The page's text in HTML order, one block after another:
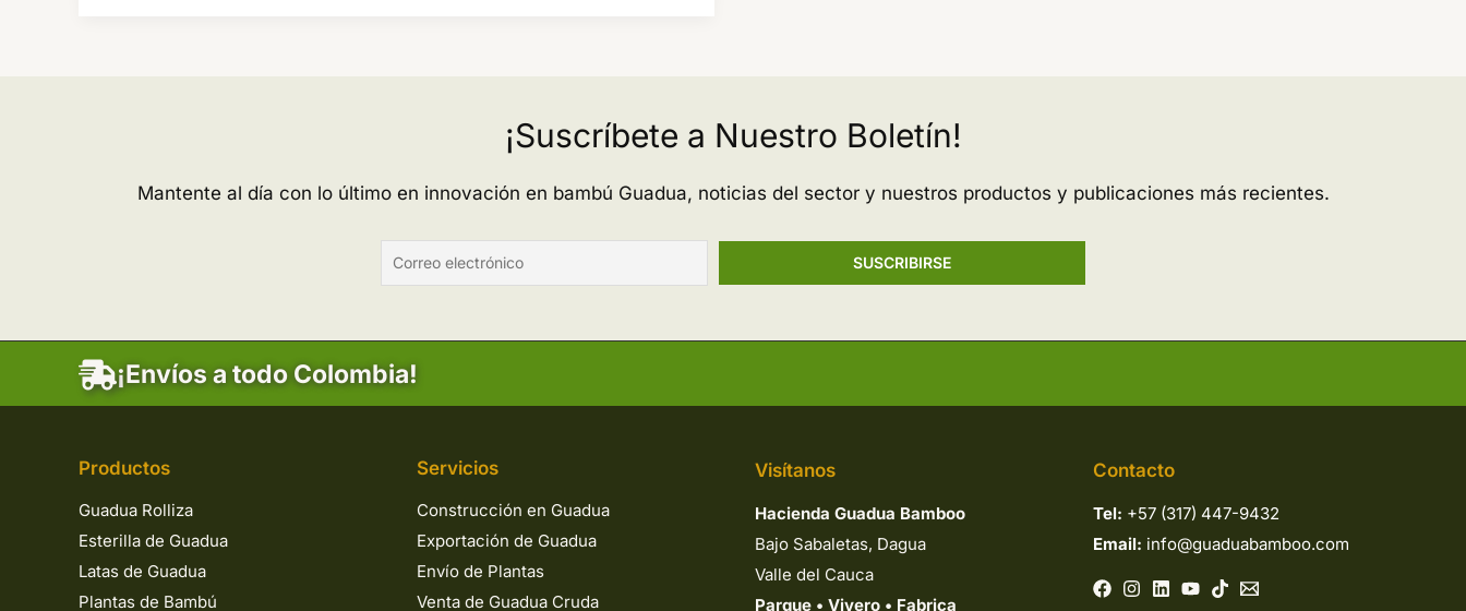
Bajos
¡Suscríbete a Nuestro Boletín!
Mantente al día con lo último en innovación en bambú Guadua, noticias del sector y nuestros productos y publicaciones más recientes.
¡Envíos a todo Colombia!
Productos
Guadua Rolliza
Esterilla de Guadua
Latas de Guadua
Plantas de Bambú
Servicios
Construcción en Guadua
Exportación de Guadua
Envío de Plantas
Venta de Guadua Cruda
Visítanos
Hacienda Guadua Bamboo
Bajo Sabaletas, Dagua
Valle del Cauca
Parque • Vivero • Fabrica
Contacto
Tel: +57 (317) 447-9432
Email: info@guaduabamboo.com